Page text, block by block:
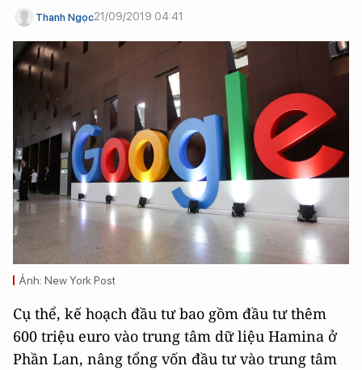
Thanh Ngọc21/09/2019 04:41
Ảnh: New York Post
Cụ thể, kế hoạch đầu tư bao gồm đầu tư thêm
600 triệu euro vào trung tâm dữ liệu Hamina ở
Phần Lan, nâng tổng vốn đầu tư vào trung tâm